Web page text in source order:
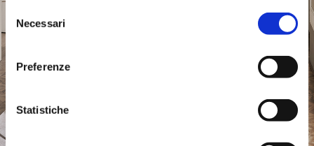
delNecessari
Preferenze
Statistiche